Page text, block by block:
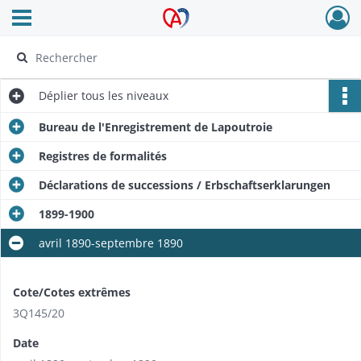
Archives Alsace - Colmar
Ouvrir le menu déroulant
Déplier tous les niveaux
Bureau de l'Enregistrement de Lapoutroie
Registres de formalités
Déclarations de successions / Erbschaftserklarungen
1899-1900
avril 1890-septembre 1890
Cote/Cotes extrêmes
3Q145/20
Date